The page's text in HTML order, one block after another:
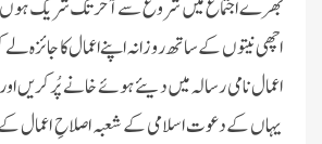
بھرے اجتماع میں شروع سے آخر تک شریک ہوں
اچھی نیتوں کے ساتھ روزانہ اپنے اعمال کا جائزہ لے
اعمال نامی رسالہ میں دیئے ہوئے خانے پُر کریں اور
یہاں کے دعوت اسلامی کے شعبہ اصلاحِ اعمال کے